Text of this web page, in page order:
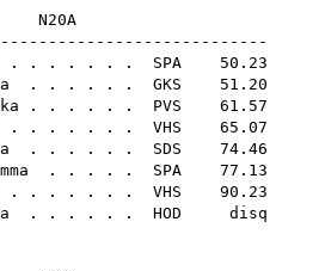
N20A
. . . . . . . SPA 50.23
. . . . . . GKS 51.20
. . . . . . PVS 61.57
. . . . . . . VHS 65.07
. . . . . . SDS 74.46
. . . . . SPA 77.13
. . . . . . . VHS 90.23
. . . . . . HOD disq